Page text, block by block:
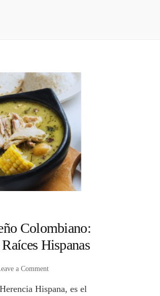
Colombiano:
Hispanas
a Commenton
Santafereño
Hispana, es el